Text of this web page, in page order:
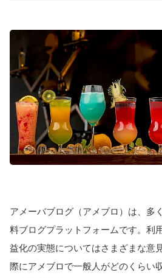
アメーバブログ（アメブロ）は、多
料ブログプラットフォームです。利
益化の実態についてはさまざまな意
際にアメブロで一般人がどのくらい